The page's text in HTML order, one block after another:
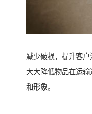
减少破损，提升客
大大降低物品在运
和形象。